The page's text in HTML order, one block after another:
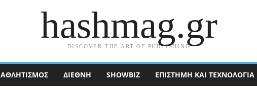
hashmag.gr
DISCOVER THE ART OF PUBLISHING
ΑΘΛΗΤΙΣΜΟΣ ΔΙΕΘΝΉ SHOWBIZ ΕΠΙΣΤΉΜΗ ΚΑΙ ΤΕΧΝΟΛΟΓΊΑ